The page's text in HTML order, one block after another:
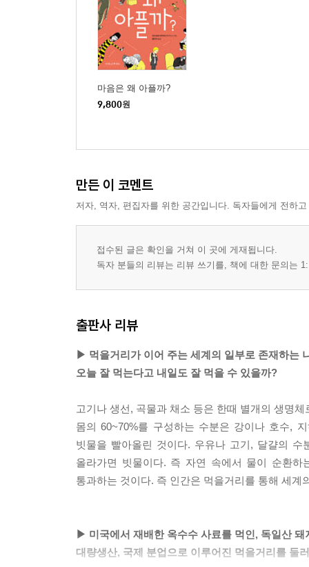
마음은 왜 아플까?
9,800원
만든 이 코멘트
저자, 역자, 편집자를 위한 공간입니다. 독자들에게 전하
접수된 글은 확인을 거쳐 이 곳에 게재됩니다.
독자 분들의 리뷰는 리뷰 쓰기를, 책에 대한 문의는
출판사 리뷰
▶ 먹을거리가 이어 주는 세계의 일부로 존재하는
오늘 잘 먹는다고 내일도 잘 먹을 수 있을까?
고기나 생선, 곡물과 채소 등은 한때 별개의 생명
몸의 60~70%를 구성하는 수분은 강이나 호수,
빗물을 빨아올린 것이다. 우유나 고기, 달걀의
올라가면 빗물이다. 즉 자연 속에서 물이 순환
통과하는 것이다. 즉 인간은 먹을거리를 통해 세
▶ 미국에서 재배한 옥수수 사료를 먹인, 독일산 돼
대량생산, 국제 분업으로 이루어진 먹을거리를 둘